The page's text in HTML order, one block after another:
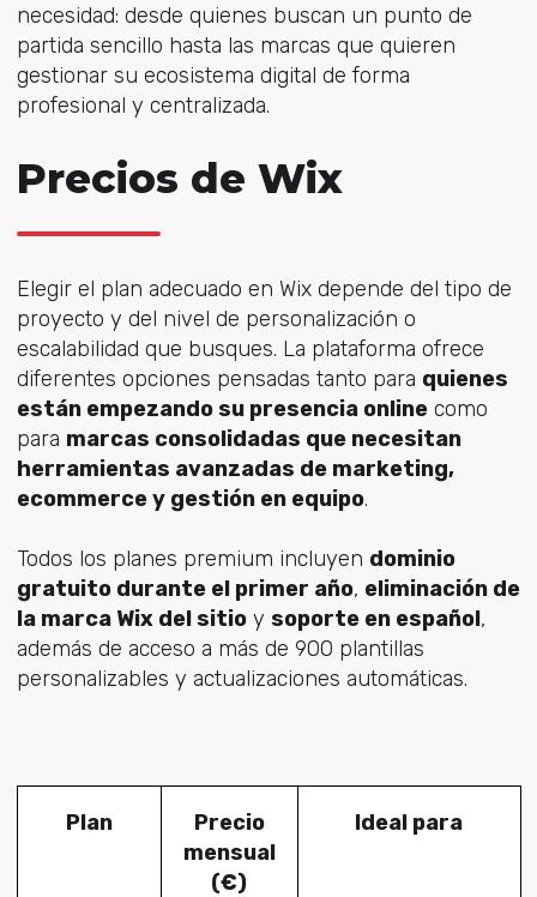
necesidad: desde quienes buscan un punto de
partida sencillo hasta las marcas que quieren
gestionar su ecosistema digital de forma
profesional y centralizada.
Precios de Wix
Elegir el plan adecuado en Wix depende del tipo de
proyecto y del nivel de personalización o
escalabilidad que busques. La plataforma ofrece
diferentes opciones pensadas tanto para quienes
están empezando su presencia onlinecomo
para marcas consolidadas que necesitan
herramientas avanzadas de marketing,
ecommerce y gestión en equipo.
Todos los planes premium incluyen dominio
gratuito durante el primer año, eliminación de
la marca Wix del sitioy soporte en español,
además de acceso a más de 900 plantillas
personalizables y actualizaciones automáticas.
Plan
Precio
mensual
(€)
Ideal para